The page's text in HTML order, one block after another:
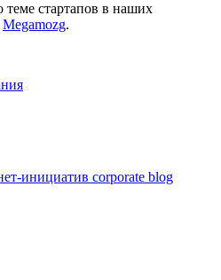
теме стартапов в наших
Megamozg.
инициатив corporate blog